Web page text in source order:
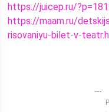
https://juicep.ru/
https://maam.ru/
risovaniyu-bilet-v-